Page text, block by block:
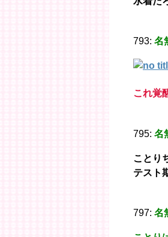
793: 名
これ覚
795: 名
ことり
テスト
797: 名